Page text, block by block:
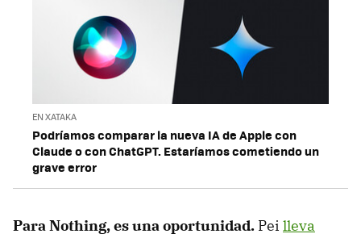
EN XATAKA
Podríamos comparar la nueva IA de Apple con
Claude o con ChatGPT. Estaríamos cometiendo un
grave error
Para Nothing, es una oportunidad. Pei lleva